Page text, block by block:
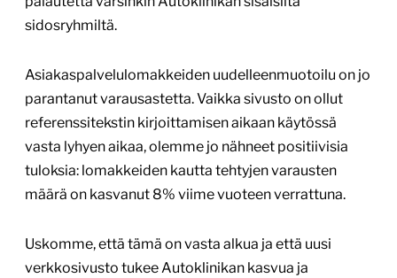
sidosryhmiltä.
Asiakaspalvelulomakkeiden uudelleenmuotoilu on jo
parantanut varausastetta. Vaikka sivusto on ollut
referenssitekstin kirjoittamisen aikaan käytössä
vasta lyhyen aikaa, olemme jo nähneet positiivisia
tuloksia: lomakkeiden kautta tehtyjen varausten
määrä on kasvanut 8% viime vuoteen verrattuna.
Uskomme, että tämä on vasta alkua ja että uusi
verkkosivusto tukee Autoklinikan kasvua ja